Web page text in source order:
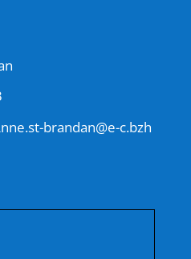
brandan@e-c.bzh